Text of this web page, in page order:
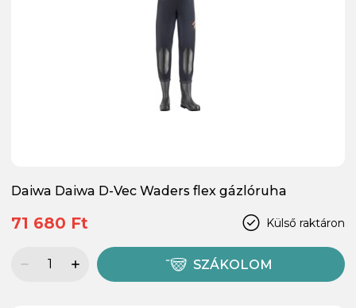
Daiwa Daiwa D-Vec Waders flex gázlóruha
Külső raktáron
71 680 Ft
SZÁKOLOM